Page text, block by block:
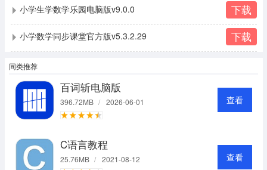
小学生学数学乐园电脑版v9.0.0 下载
小学数学同步课堂官方版v5.3.2.29 下载
同类推荐
百词斩电脑版
396.72MB / 2026-06-01 查看
C语言教程
25.76MB / 2021-08-12 查看